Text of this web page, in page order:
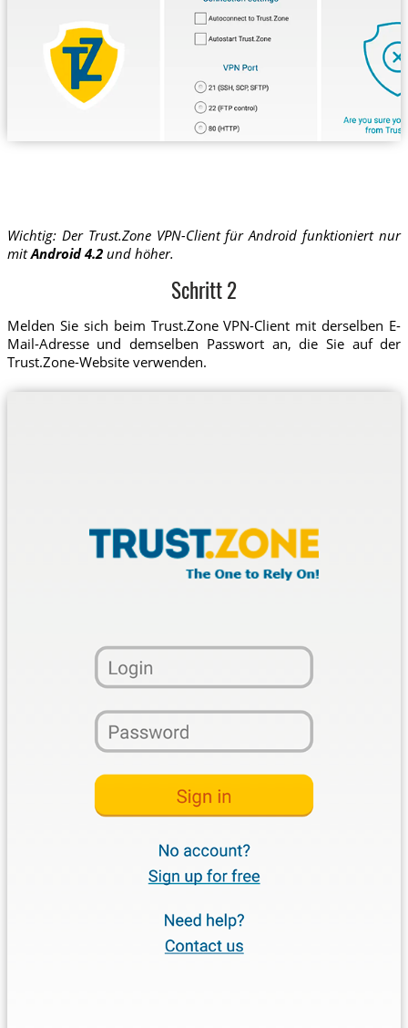
Wichtig: Der Trust.Zone VPN-Client für Android funktioniert nur
mitAndroid 4.2und höher.
Schritt 2
Melden Sie sich beim Trust.Zone VPN-Client mit derselben E-
Mail-Adresse und demselben Passwort an, die Sie auf der
Trust.Zone-Website verwenden.